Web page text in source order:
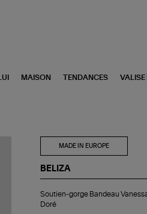
LUI MAISON TENDANCES VALISE
MADE IN EUROPE
BELIZA
gorge
Bandeau
Soutien-gorge Bandeau
Doré